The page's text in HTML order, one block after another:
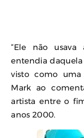
“Ele não
entendia
visto como uma
Mark ao
artista entre o
anos 2000.